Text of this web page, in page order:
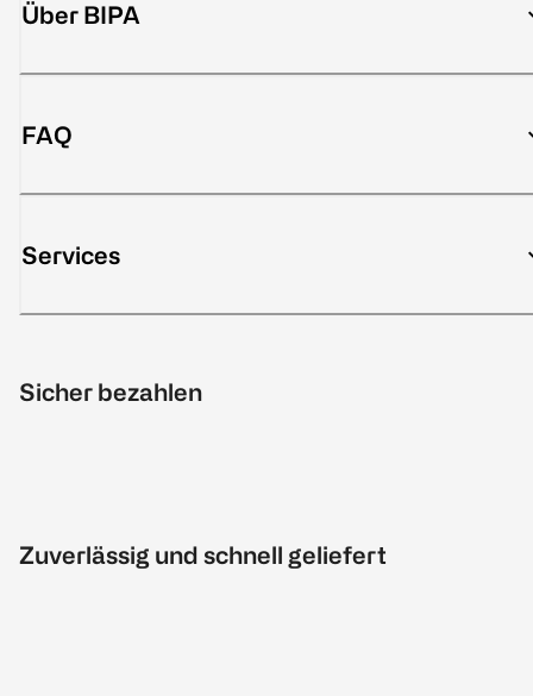
Über BIPA
FAQ
Services
Sicher bezahlen
Zuverlässig und schnell geliefert